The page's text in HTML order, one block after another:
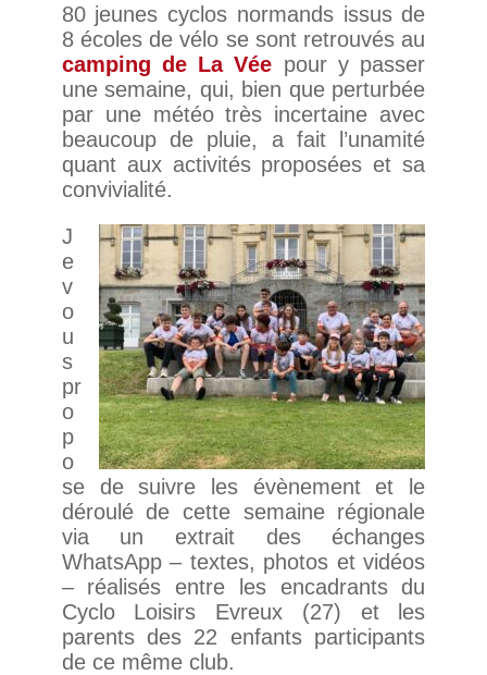
80 jeunes cyclos normands issus de
8 écoles de vélo se sont retrouvés au
camping de La Vée pour y passer
une semaine, qui, bien que perturbée
par une météo très incertaine avec
beaucoup de pluie, a fait l’unamité
quant aux activités proposées et sa
convivialité.
J
e
v
o
u
s
pr
o
p
o
se de suivre les évènement et le
déroulé de cette semaine régionale
via un extrait des échanges
WhatsApp – textes, photos et vidéos
– réalisés entre les encadrants du
Cyclo Loisirs Evreux (27) et les
parents des 22 enfants participants
de ce même club.